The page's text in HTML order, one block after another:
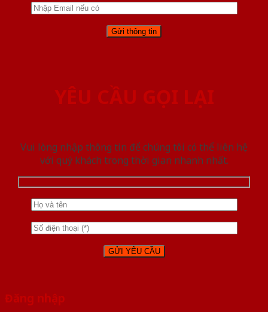
YÊU CẦU GỌI LẠI
Vui lòng nhập thông tin để chúng tôi có thể liên hệ
với quý khách trong thời gian nhanh nhất.
Đăng nhập